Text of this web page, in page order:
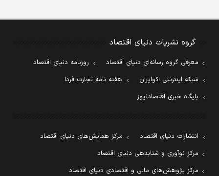
گروه نشریات دنیای اقتصاد
معرفی گروه رسانه‌ای دنیای اقتصاد
روزنامه دنیای اقتصاد
شبکه اینترنتی اکوایران
هفته نامه تجارت فردا
پایگاه خبری اقتصادنیوز
انتشارات دنیای اقتصاد
مرکز همایش‌های دنیای اقتصاد
مرکز نوآوری و شتابدهی دنیای اقتصاد
مرکز پژوهش‌های مالی و اقتصادی دنیای اقتصاد